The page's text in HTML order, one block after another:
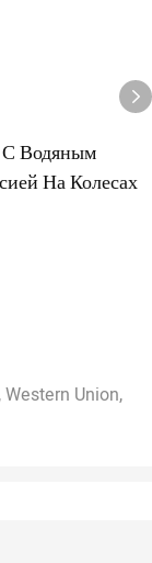
С Водяным
На Колесах
Western Union,